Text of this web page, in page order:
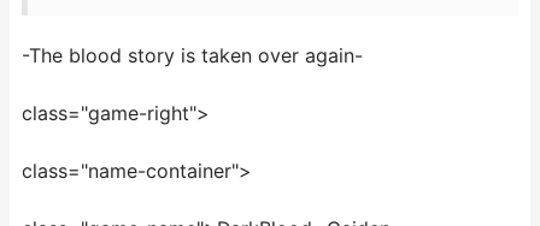
-The blood story is taken over again-
class="game-right">
class="name-container">